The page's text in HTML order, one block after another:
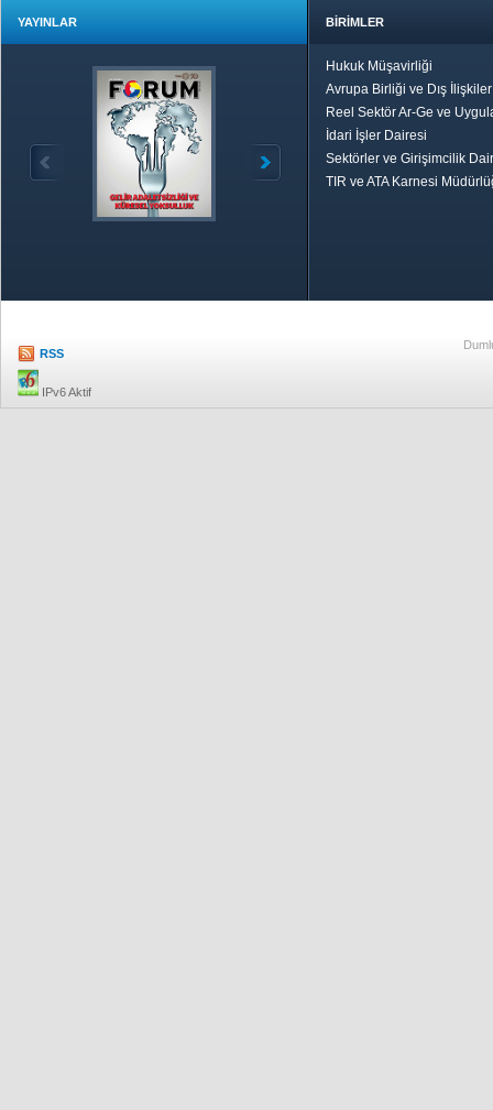
YAYINLAR BİRİMLER
Hukuk Müşavirliği
Avrupa Birliği ve Dış
Reel Sektör Ar-Ge ve
İdari İşler Dairesi
Sektörler ve Girişimcilik
TIR ve ATA Karnesi
RSS
IPv6 Aktif